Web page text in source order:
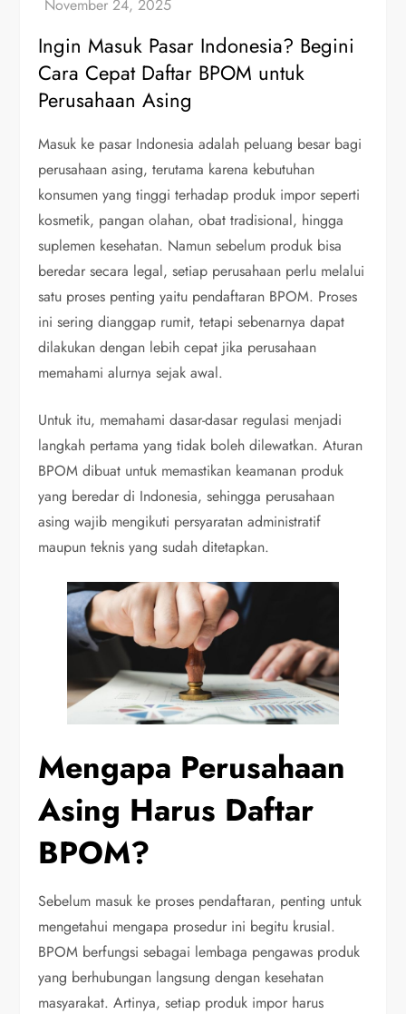
Ingin Masuk Pasar Indonesia? Begini
Cara Cepat Daftar BPOM untuk
Perusahaan Asing
Masuk ke pasar Indonesia adalah peluang besar bagi
perusahaan asing, terutama karena kebutuhan
konsumen yang tinggi terhadap produk impor seperti
kosmetik, pangan olahan, obat tradisional, hingga
suplemen kesehatan. Namun sebelum produk bisa
beredar secara legal, setiap perusahaan perlu melalui
satu proses penting yaitu pendaftaran BPOM. Proses
ini sering dianggap rumit, tetapi sebenarnya dapat
dilakukan dengan lebih cepat jika perusahaan
memahami alurnya sejak awal.
Untuk itu, memahami dasar-dasar regulasi menjadi
langkah pertama yang tidak boleh dilewatkan. Aturan
BPOM dibuat untuk memastikan keamanan produk
yang beredar di Indonesia, sehingga perusahaan
asing wajib mengikuti persyaratan administratif
maupun teknis yang sudah ditetapkan.
Mengapa Perusahaan
Asing Harus Daftar
BPOM?
Sebelum masuk ke proses pendaftaran, penting untuk
mengetahui mengapa prosedur ini begitu krusial.
BPOM berfungsi sebagai lembaga pengawas produk
yang berhubungan langsung dengan kesehatan
masyarakat. Artinya, setiap produk impor harus